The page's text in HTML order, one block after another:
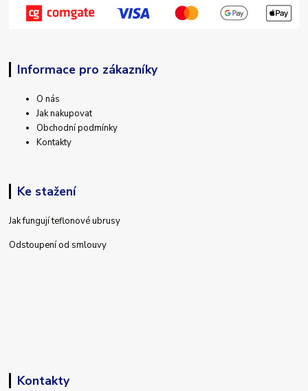
Informace pro zákazníky
O nás
Jak nakupovat
Obchodní podmínky
Kontakty
Ke stažení
Jak fungují teflonové ubrusy
Odstoupení od smlouvy
Kontakty